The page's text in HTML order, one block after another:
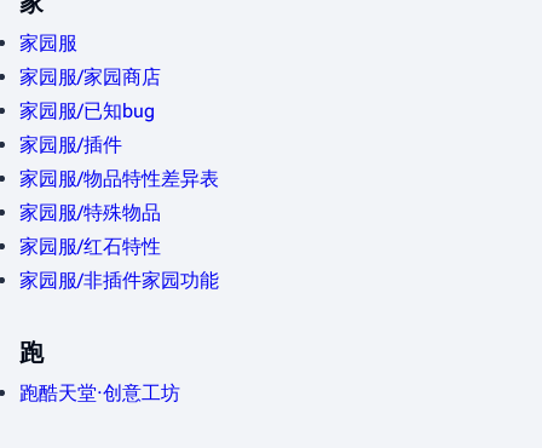
家园服
家园服/家园商店
家园服/已知bug
家园服/插件
家园服/物品特性差异表
家园服/特殊物品
家园服/红石特性
家园服/非插件家园功能
跑
跑酷天堂·创意工坊